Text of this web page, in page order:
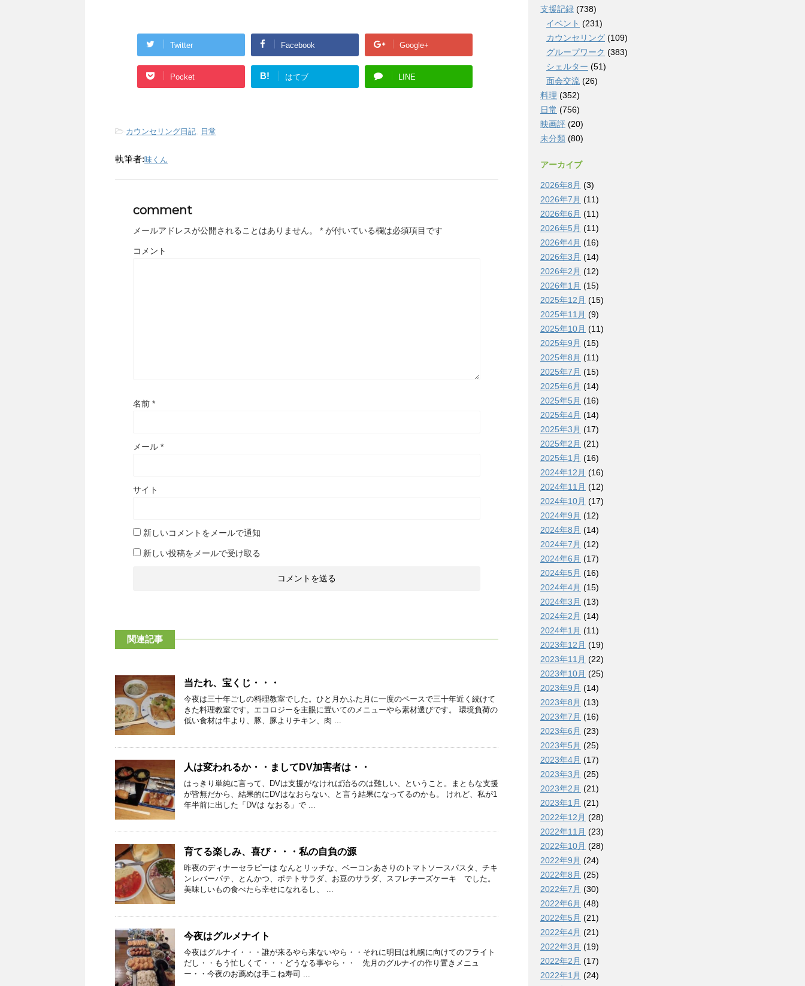
Twitter Facebook Google+
Pocket B! はてブ LINE
-カウンセリング日記, 日常
執筆者:味くん
comment
メールアドレスが公開されることはありません。 * が付いている欄は必須項目です
コメント
名前 *
メール *
サイト
新しいコメントをメールで通知
新しい投稿をメールで受け取る
関連記事
当たれ、宝くじ・・・
今夜は三十年ごしの料理教室でした。ひと月かふた月に一度のペースで三十年近く続けて
きた料理教室です。エコロジーを主眼に置いてのメニューやら素材選びです。 環境負荷の
低い食材は牛より、豚、豚よりチキン、肉 ...
人は変われるか・・ましてDV加害者は・・
はっきり単純に言って、DVは支援がなければ治るのは難しい、ということ。まともな支援
が皆無だから、結果的にDVはなおらない、と言う結果になってるのかも。 けれど、私が1
年半前に出した「DVは なおる」で ...
育てる楽しみ、喜び・・・私の自負の源
昨夜のディナーセラピーは なんとリッチな、ベーコンあさりのトマトソースパスタ、チキ
ンレバーパテ、とんかつ、ポテトサラダ、お豆のサラダ、スフレチーズケーキ でした。
美味しいもの食べたら幸せになれるし、 ...
今夜はグルメナイト
今夜はグルナイ・・・誰が来るやら来ないやら・・それに明日は札幌に向けてのフライト
だし・・もう忙しくて・・・どうなる事やら・・ 先月のグルナイの作り置きメニュ
ー・・今夜のお薦めは手こね寿司 ...
支援記録 (738)
イベント (231)
カウンセリング (109)
グループワーク (383)
シェルター (51)
面会交流 (26)
料理 (352)
日常 (756)
映画評 (20)
未分類 (80)
アーカイブ
2026年8月 (3)
2026年7月 (11)
2026年6月 (11)
2026年5月 (11)
2026年4月 (16)
2026年3月 (14)
2026年2月 (12)
2026年1月 (15)
2025年12月 (15)
2025年11月 (9)
2025年10月 (11)
2025年9月 (15)
2025年8月 (11)
2025年7月 (15)
2025年6月 (14)
2025年5月 (16)
2025年4月 (14)
2025年3月 (17)
2025年2月 (21)
2025年1月 (16)
2024年12月 (16)
2024年11月 (12)
2024年10月 (17)
2024年9月 (12)
2024年8月 (14)
2024年7月 (12)
2024年6月 (17)
2024年5月 (16)
2024年4月 (15)
2024年3月 (13)
2024年2月 (14)
2024年1月 (11)
2023年12月 (19)
2023年11月 (22)
2023年10月 (25)
2023年9月 (14)
2023年8月 (13)
2023年7月 (16)
2023年6月 (23)
2023年5月 (25)
2023年4月 (17)
2023年3月 (25)
2023年2月 (21)
2023年1月 (21)
2022年12月 (28)
2022年11月 (23)
2022年10月 (28)
2022年9月 (24)
2022年8月 (25)
2022年7月 (30)
2022年6月 (48)
2022年5月 (21)
2022年4月 (21)
2022年3月 (19)
2022年2月 (17)
2022年1月 (24)